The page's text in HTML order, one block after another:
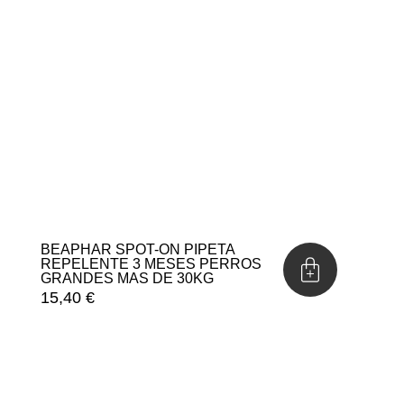
BEAPHAR SPOT-ON PIPETA
REPELENTE 3 MESES PERROS
GRANDES MAS DE 30KG
15,40 €